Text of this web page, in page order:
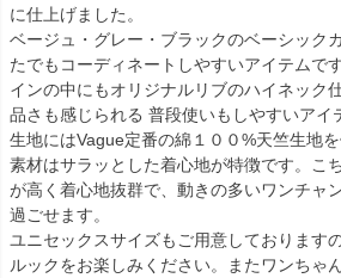
に仕上げました。
ベージュ・グレー・ブラックのベーシック
たでもコーディネートしやすいアイテムで
インの中にもオリジナルリブのハイネック
品さも感じられる 普段使いもしやすいアイ
生地にはVague定番の綿１００%天竺生地
素材はサラッとした着心地が特徴です。こ
が高く着心地抜群で、動きの多いワンチャ
過ごせます。
ユニセックスサイズもご用意しております
ルックをお楽しみください。またワンちゃ